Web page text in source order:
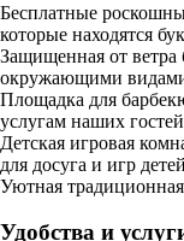
Бесплатные
которые находятся
Защищенная от ветра
окружающими
Площадка для
услугам наших
Детская игровая
для досуга и игр
Уютная
Удобства и